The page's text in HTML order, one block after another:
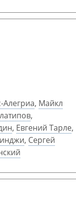
, Майкл
,
, Евгений Тарле,
, Сергей